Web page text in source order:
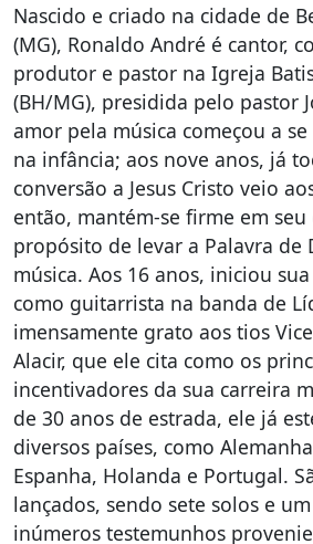
Nascido e criado na cidade de
(MG), Ronaldo André é cantor,
produtor e pastor na Igreja
(BH/MG), presidida pelo pastor
amor pela música começou a
na infância; aos nove anos, já
conversão a Jesus Cristo veio
então, mantém-se firme em seu
propósito de levar a Palavra de
música. Aos 16 anos, iniciou
como guitarrista na banda de
imensamente grato aos tios
Alacir, que ele cita como os
incentivadores da sua carreira
de 30 anos de estrada, ele já
diversos países, como
Espanha, Holanda e Portugal.
lançados, sendo sete solos e
inúmeros testemunhos